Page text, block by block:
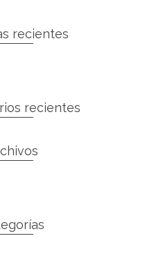
recientes
recientes